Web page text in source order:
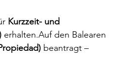
Kurzzeit- und
erhalten.Auf den Balearen
beantragt –